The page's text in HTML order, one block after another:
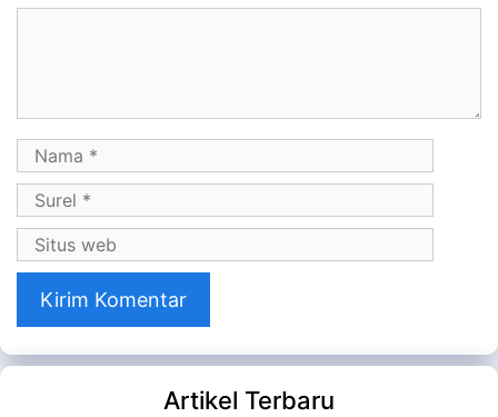
Nama
Surel
Situs
web
Artikel Terbaru